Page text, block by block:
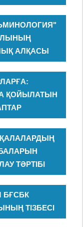
АЛҚАСЫ
ҚОЙЫЛАТЫН
ТӘРТІБІ
БҒСБК
ТІЗБЕСІ